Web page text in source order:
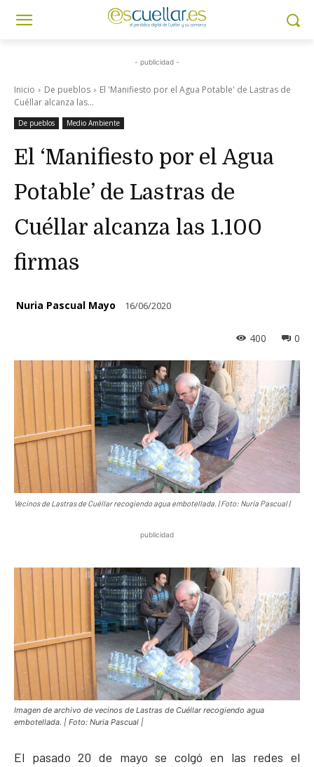
- publicidad -
Inicio De pueblos
El 'Manifiesto por el Agua Potable' de Lastras de
Cuéllar alcanza las...
De pueblos Medio Ambiente
El ‘Manifiesto por el Agua
Potable’ de Lastras de
Cuéllar alcanza las 1.100
firmas
Nuria Pascual Mayo 16/06/2020
0
400
Vecinos de Lastras de Cuéllar recogiendo agua embotellada. | Foto: Nuria Pascual |
publicidad
Imagen de archivo de vecinos de Lastras de Cuéllar recogiendo agua
embotellada. | Foto: Nuria Pascual |
El pasado 20 de mayo se colgó en las redes el